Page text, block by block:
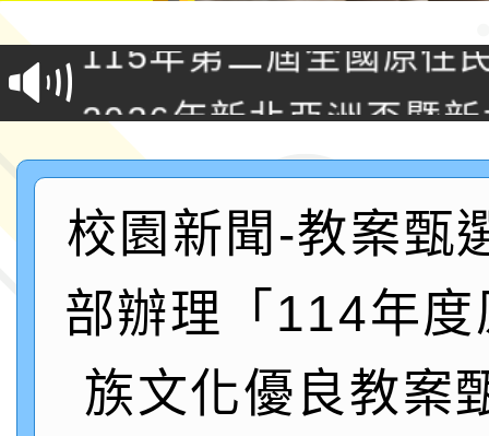
桃「我的減碳存摺2.0
案，詳如說明，請參閱
115年第二屆全國原住
2026年新北亞洲盃暨
鐵人三項錦標賽
桃園市115學年度學生
「2026年『王牌愛／
運動系列徵選頒獎典禮
成果展」
2026城鎮韌性防空演習
年八月份教師研習
國立成功大學辦理「台
校園新聞-教案甄
部辦理「114年
族文化優良教案